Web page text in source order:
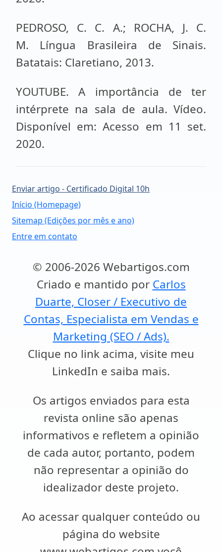
PEDROSO, C. C. A.; ROCHA, J. C.
M. Língua Brasileira de Sinais.
Batatais: Claretiano, 2013.
YOUTUBE. A importância de ter
intérprete na sala de aula. Vídeo.
Disponível em: Acesso em 11 set.
2020.
Enviar artigo - Certificado Digital 10h
Início (Homepage)
Sitemap (Edições por mês e ano)
Entre em contato
© 2006-2026 Webartigos.com
Criado e mantido por Carlos
Duarte, Closer / Executivo de
Contas, Especialista em Vendas e
Marketing (SEO / Ads).
Clique no link acima, visite meu
LinkedIn e saiba mais.
Os artigos enviados para esta
revista online são apenas
informativos e refletem a opinião
de cada autor, portanto, podem
não representar a opinião do
idealizador deste projeto.
Ao acessar qualquer conteúdo ou
página do website